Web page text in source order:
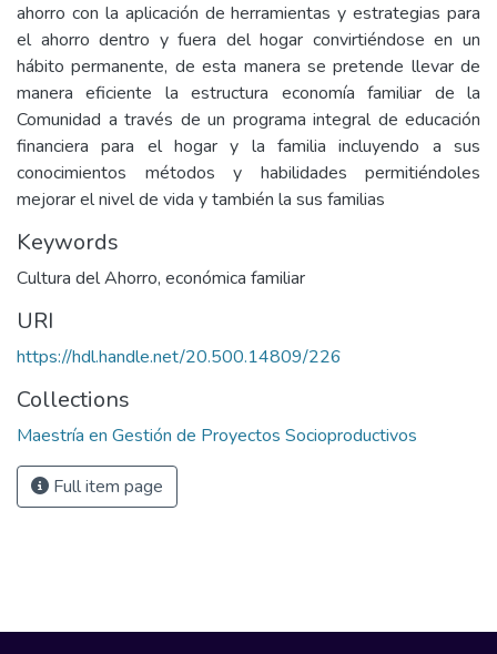
ahorro con la aplicación de herramientas y estrategias para
el ahorro dentro y fuera del hogar convirtiéndose en un
hábito permanente, de esta manera se pretende llevar de
manera eficiente la estructura economía familiar de la
Comunidad a través de un programa integral de educación
financiera para el hogar y la familia incluyendo a sus
conocimientos métodos y habilidades permitiéndoles
mejorar el nivel de vida y también la sus familias
Keywords
Cultura del Ahorro, económica familiar
URI
https://hdl.handle.net/20.500.14809/226
Collections
Maestría en Gestión de Proyectos Socioproductivos
Full item page